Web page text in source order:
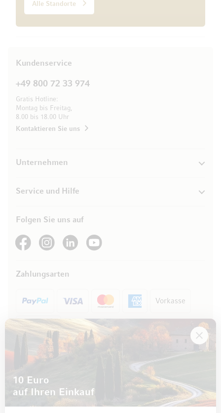
Alle Standorte
Kundenservice
+49 800 72 33 974
Gratis Hotline:
Montag bis Freitag,
8.00 bis 18.00 Uhr
Kontaktieren Sie uns
Unternehmen
Service und Hilfe
Folgen Sie uns auf
See our FacebookSee our Instagram account
See our LinkedInSee our YouTube channel
Zahlungsarten
Vorkasse
Rechnung
10 Euro
auf Ihren Einkauf